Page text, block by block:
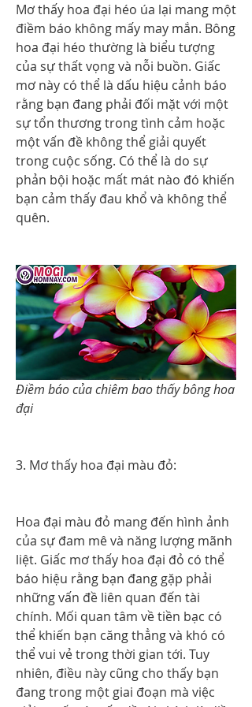
Mơ thấy hoa đại héo úa lại mang một
điềm báo không mấy may mắn. Bông
hoa đại héo thường là biểu tượng
của sự thất vọng và nỗi buồn. Giấc
mơ này có thể là dấu hiệu cảnh báo
rằng bạn đang phải đối mặt với một
sự tổn thương trong tình cảm hoặc
một vấn đề không thể giải quyết
trong cuộc sống. Có thể là do sự
phản bội hoặc mất mát nào đó khiến
bạn cảm thấy đau khổ và không thể
quên.
Điềm báo của chiêm bao thấy bông hoa
đại
3. Mơ thấy hoa đại màu đỏ:
Hoa đại màu đỏ mang đến hình ảnh
của sự đam mê và năng lượng mãnh
liệt. Giấc mơ thấy hoa đại đỏ có thể
báo hiệu rằng bạn đang gặp phải
những vấn đề liên quan đến tài
chính. Mối quan tâm về tiền bạc có
thể khiến bạn căng thẳng và khó có
thể vui vẻ trong thời gian tới. Tuy
nhiên, điều này cũng cho thấy bạn
đang trong một giai đoạn mà việc